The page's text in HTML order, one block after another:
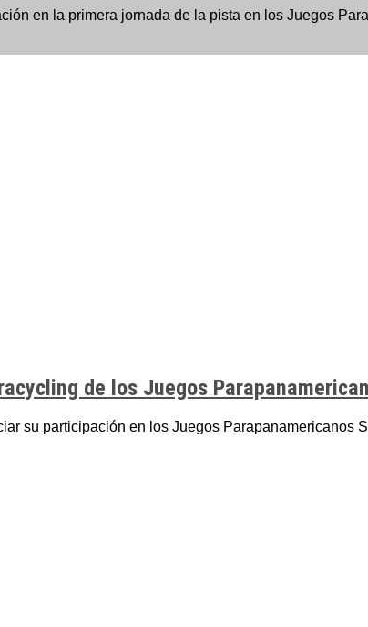
en la primera jornada de la pista en los Juegos
de los Juegos
su participación en los Juegos Parapanamericanos